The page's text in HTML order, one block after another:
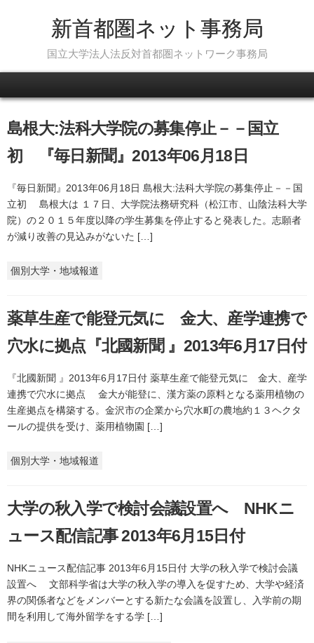
新首都圏ネット事務局
国立大学法人法反対首都圏ネットワーク事務局
島根大:法科大学院の募集停止－－国立
初 『毎日新聞』2013年06月18日
『毎日新聞』2013年06月18日 島根大:法科大学院の募集停止－－国
立初 島根大は １７日、大学院法務研究科（松江市、山陰法科大学
院）の２０１５年度以降の学生募集を停止すると発表した。志願者
が減り改善の見込みがないた […]
個別大学・地域報道
薬草生産で能登元気に 金大、産学連携で
穴水に拠点『北國新聞 』2013年6月17日付
『北國新聞 』2013年6月17日付 薬草生産で能登元気に 金大、産学
連携で穴水に拠点 金大が能登に、漢方薬の原料となる薬用植物の
生産拠点を構築する。金沢市の企業から穴水町の農地約１３ヘクタ
ールの提供を受け、薬用植物園 […]
個別大学・地域報道
大学の秋入学で検討会議設置へ NHKニ
ュース配信記事 2013年6月15日付
NHKニュース配信記事 2013年6月15日付 大学の秋入学で検討会議
設置へ 文部科学省は大学の秋入学の導入を促すため、大学や経済
界の関係者などをメンバーとする新たな会議を設置し、入学前の期
間を利用して海外留学をする学 […]